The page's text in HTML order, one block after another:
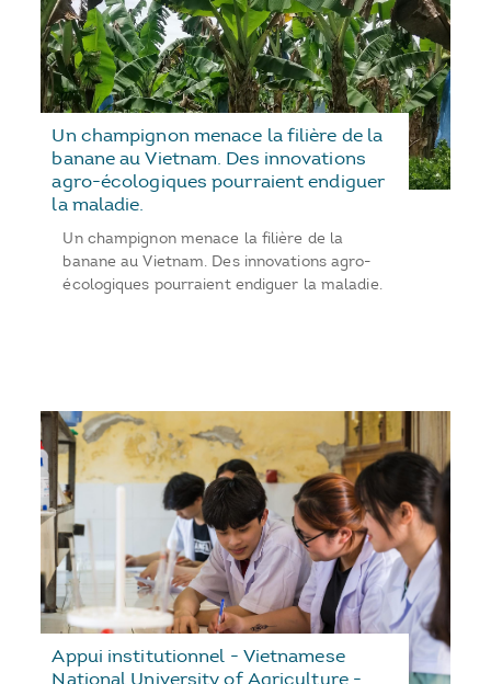
Un champignon menace la filière de la
banane au Vietnam. Des innovations
agro-écologiques pourraient endiguer
la maladie.
Un champignon menace la filière de la
banane au Vietnam. Des innovations agro-
écologiques pourraient endiguer la maladie.
Appui institutionnel - Vietnamese
National University of Agriculture -